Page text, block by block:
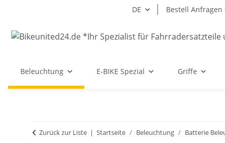
DE Bestell Anfragen
Beleuchtung E-BIKE Spezial Griffe
Zurück zur Liste Startseite Beleuchtung Batterie